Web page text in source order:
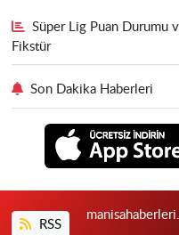
Süper Lig Puan Durumu
Fikstür
Son Dakika Haberleri
RSS